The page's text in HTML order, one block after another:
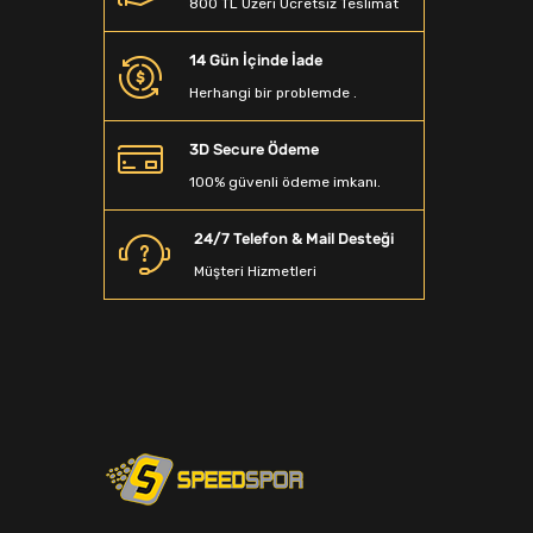
Dalış Aksesuarları
Sporcu Saç Bandı
Kamp Matarası
Boyunluk
Ağırlık Sehpaları
Bandana
800 TL Üzeri Ücretsiz Teslimat
14 Gün İçinde İade
Herhangi bir problemde .
3D Secure Ödeme
100% güvenli ödeme imkanı.
24/7 Telefon & Mail Desteği
Müşteri Hizmetleri